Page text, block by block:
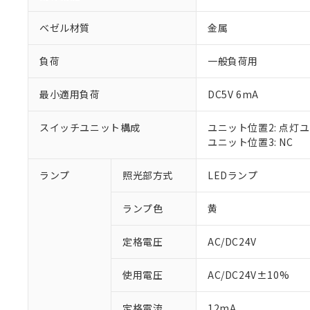
ベゼル材質 金属
負荷 一般負荷用
最小適用負荷 DC5V 6mA
スイッチユニット構成
ユニット位置2: 点灯
ユニット位置3: NC
ランプ 照光部方式 LEDランプ
ランプ色 黄
定格電圧 AC/DC24V
使用電圧 AC/DC24V±10%
ご利用条件
以下の条件をお
※1 対応状況
対応予定：EU
対応予定なし：
調査・確認中：
非該当品：ライセ
※1 中国